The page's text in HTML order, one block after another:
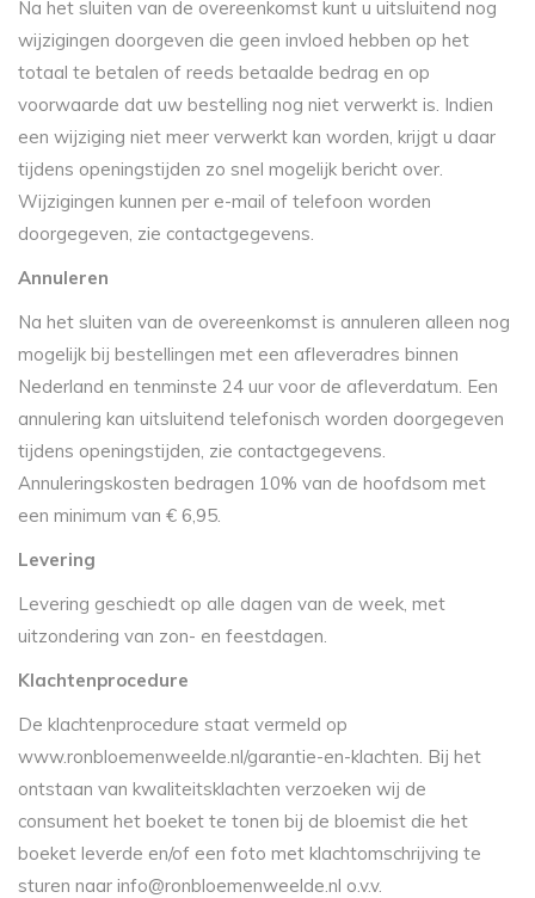
Na het sluiten van de overeenkomst kunt u uitsluitend nog
wijzigingen doorgeven die geen invloed hebben op het
totaal te betalen of reeds betaalde bedrag en op
voorwaarde dat uw bestelling nog niet verwerkt is. Indien
een wijziging niet meer verwerkt kan worden, krijgt u daar
tijdens openingstijden zo snel mogelijk bericht over.
Wijzigingen kunnen per e-mail of telefoon worden
doorgegeven, zie contactgegevens.
Annuleren
Na het sluiten van de overeenkomst is annuleren alleen nog
mogelijk bij bestellingen met een afleveradres binnen
Nederland en tenminste 24 uur voor de afleverdatum. Een
annulering kan uitsluitend telefonisch worden doorgegeven
tijdens openingstijden, zie contactgegevens.
Annuleringskosten bedragen 10% van de hoofdsom met
een minimum van € 6,95.
Levering
Levering geschiedt op alle dagen van de week, met
uitzondering van zon- en feestdagen.
Klachtenprocedure
De klachtenprocedure staat vermeld op
www.ronbloemenweelde.nl/garantie-en-klachten. Bij het
ontstaan van kwaliteitsklachten verzoeken wij de
consument het boeket te tonen bij de bloemist die het
boeket leverde en/of een foto met klachtomschrijving te
sturen naar info@ronbloemenweelde.nl o.v.v.